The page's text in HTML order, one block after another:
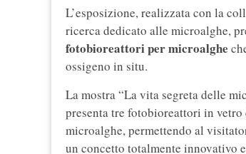
L’esposizione, realizzata con la
ricerca dedicato alle microalghe,
fotobioreattori per microalghe
ossigeno in situ.
La mostra “La vita segreta delle
presenta tre fotobioreattori in
microalghe, permettendo al
un concetto totalmente innovativo